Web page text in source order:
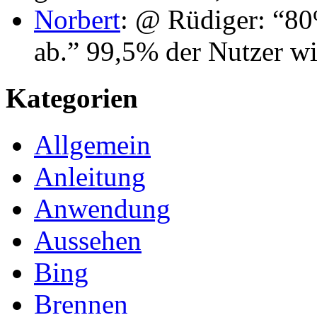
Norbert: @ Rüdiger:
ab.” 99,5% der Nutzer
Kategorien
Allgemein
Anleitung
Anwendung
Aussehen
Bing
Brennen